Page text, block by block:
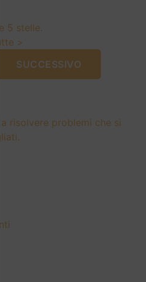
5 stelle.
>
SUCCESSIVO
risolvere problemi che si